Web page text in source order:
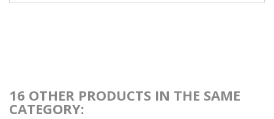
16 OTHER PRODUCTS IN THE SAME
CATEGORY: